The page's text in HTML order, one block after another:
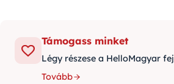
Támogass minket
Légy részese a HelloMagyar
Tovább